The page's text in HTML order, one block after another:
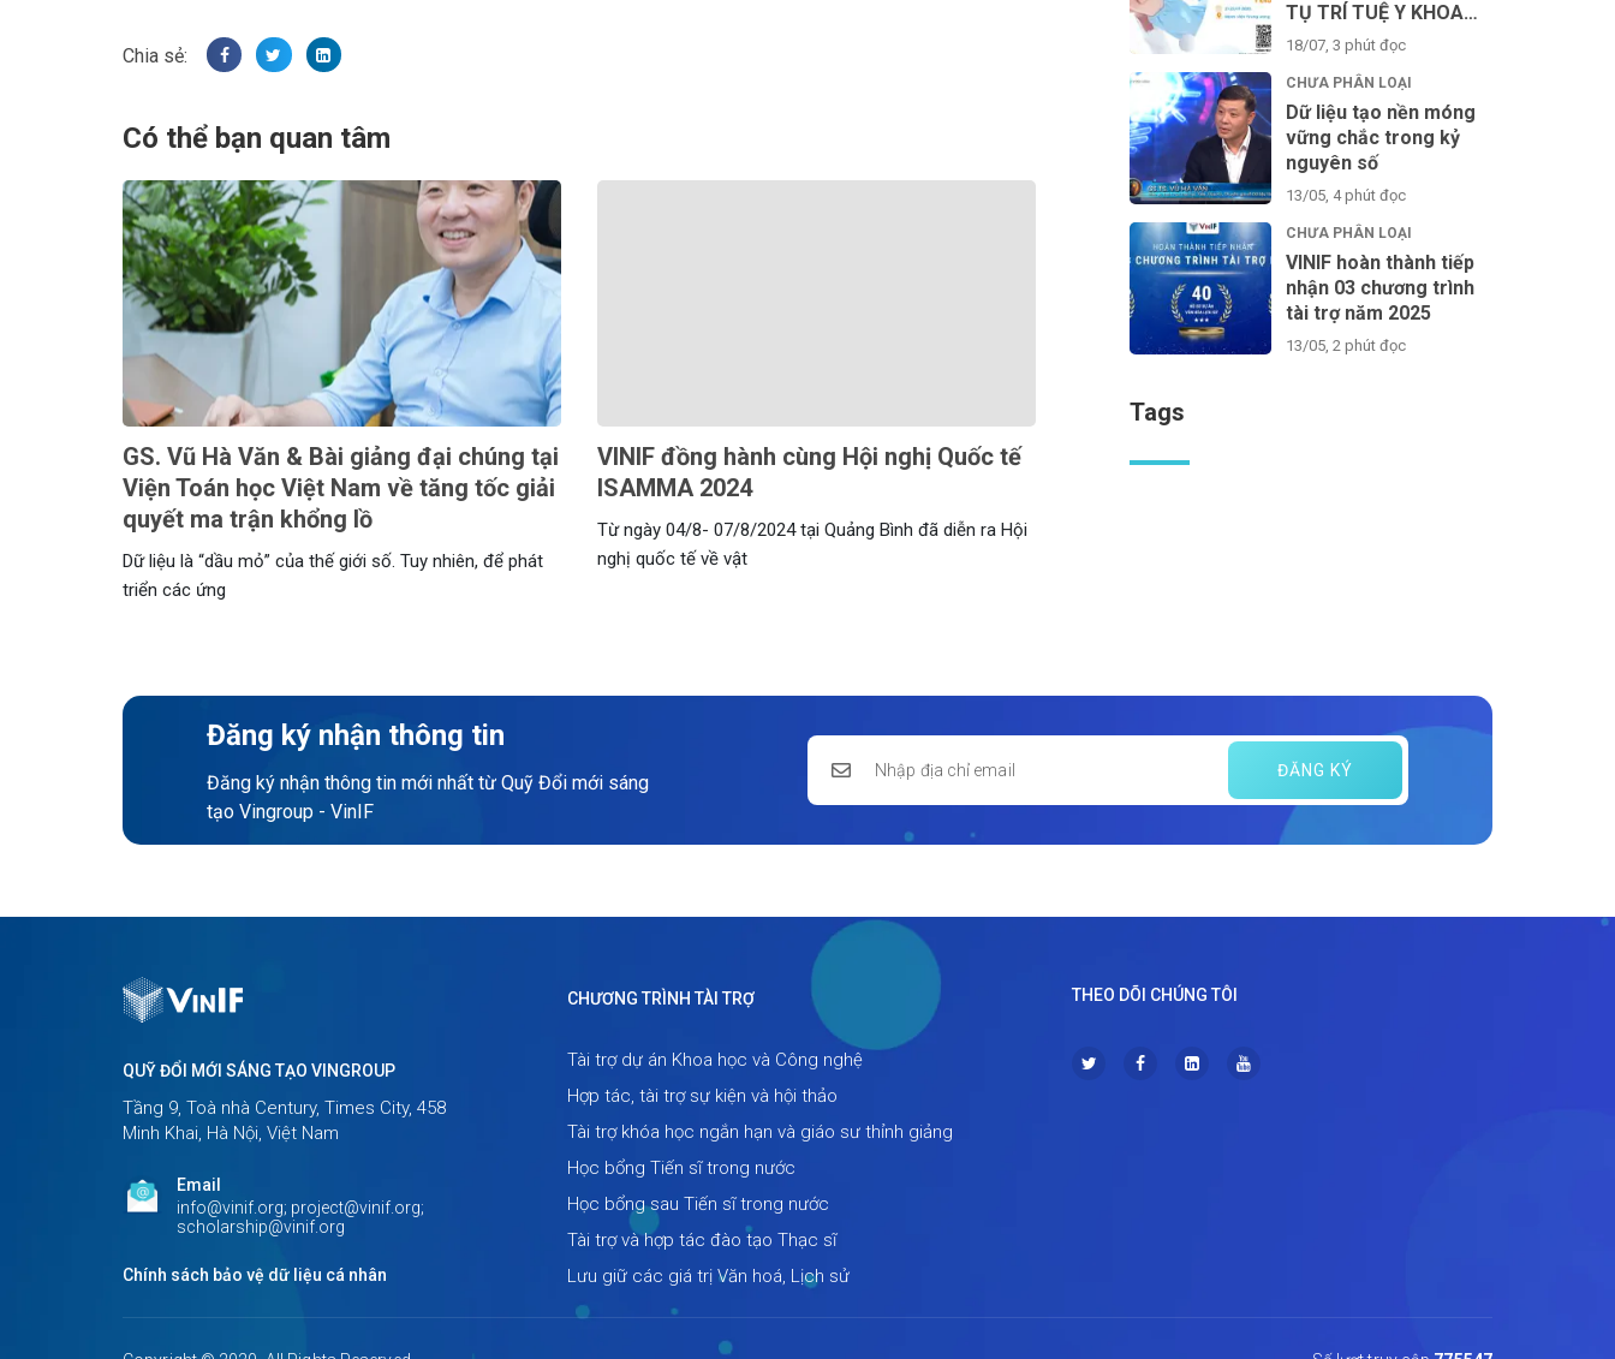
Có thể bạn quan tâm
GS. Vũ Hà Văn & Bài giảng đại chúng tại
Viện Toán học Việt Nam về tăng tốc giải
quyết ma trận khổng lồ
Dữ liệu là “dầu mỏ” của thế giới số. Tuy nhiên, để phát
triển các ứng
VINIF đồng hành cùng Hội nghị Quốc tế
ISAMMA 2024
Từ ngày 04/8- 07/8/2024 tại Quảng Bình đã diễn ra Hội
nghị quốc tế về vật
TỤ TRÍ TUỆ Y KHOA
TOÀN CẦU VÌ SỨC
18/07, 3 phút đọc
CHƯA PHÂN LOẠI
Dữ liệu tạo nền móng
vững chắc trong kỷ
nguyên số
13/05, 4 phút đọc
CHƯA PHÂN LOẠI
VINIF hoàn thành tiếp
nhận 03 chương trình
tài trợ năm 2025
13/05, 2 phút đọc
Tags
Đăng ký nhận thông tin
Đăng ký nhận thông tin mới nhất từ Quỹ Đổi mới sáng
tạo Vingroup - VinIF
ĐĂNG KÝ
QUỸ ĐỔI MỚI SÁNG TẠO VINGROUP
Tầng 9, Toà nhà Century, Times City, 458
Minh Khai, Hà Nội, Việt Nam
Email
info@vinif.org; project@vinif.org;
scholarship@vinif.org
Chính sách bảo vệ dữ liệu cá nhân
CHƯƠNG TRÌNH TÀI TRỢ
Tài trợ dự án Khoa học và Công nghệ
Hợp tác, tài trợ sự kiện và hội thảo
Tài trợ khóa học ngắn hạn và giáo sư thỉnh giảng
Học bổng Tiến sĩ trong nước
Học bổng sau Tiến sĩ trong nước
Tài trợ và hợp tác đào tạo Thạc sĩ
Lưu giữ các giá trị Văn hoá, Lịch sử
THEO DÕI CHÚNG TÔI